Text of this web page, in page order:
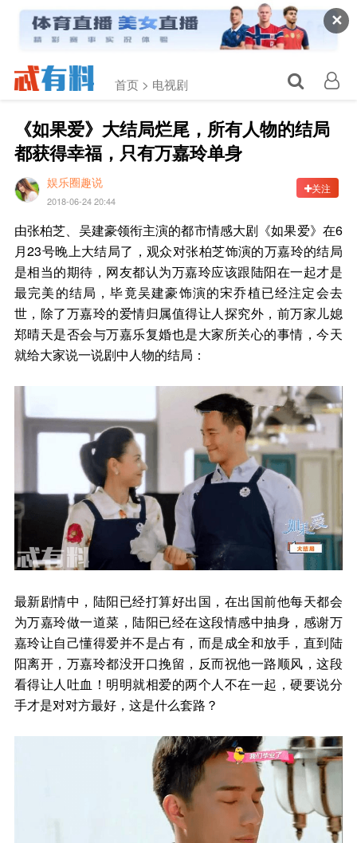
✕
首页 > 电视剧
《如果爱》大结局烂尾，所有人物的结局
都获得幸福，只有万嘉玲单身
娱乐圈趣说
2018-06-24 20:44
关注
由张柏芝、吴建豪领衔主演的都市情感大剧《如果爱》在6
月23号晚上大结局了，观众对张柏芝饰演的万嘉玲的结局
是相当的期待，网友都认为万嘉玲应该跟陆阳在一起才是
最完美的结局，毕竟吴建豪饰演的宋乔植已经注定会去
世，除了万嘉玲的爱情归属值得让人探究外，前万家儿媳
郑晴天是否会与万嘉乐复婚也是大家所关心的事情，今天
就给大家说一说剧中人物的结局：
最新剧情中，陆阳已经打算好出国，在出国前他每天都会
为万嘉玲做一道菜，陆阳已经在这段情感中抽身，感谢万
嘉玲让自己懂得爱并不是占有，而是成全和放手，直到陆
阳离开，万嘉玲都没开口挽留，反而祝他一路顺风，这段
看得让人吐血！明明就相爱的两个人不在一起，硬要说分
手才是对对方最好，这是什么套路？